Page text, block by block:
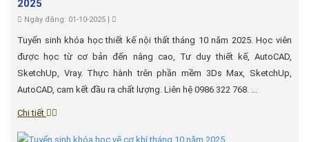
2025
Ngày đăng: 01-10-2025 |
Tuyển sinh khóa học thiết kế nội thất tháng 10 năm 2025. Học viên
được học từ cơ bản đến nâng cao, Tư duy thiết kế, AutoCAD,
SketchUp, Vray. Thực hành trên phần mềm 3Ds Max, SketchUp,
AutoCAD, cam kết đầu ra chất lượng. Liên hệ 0986 322 768. ...
Chi tiết